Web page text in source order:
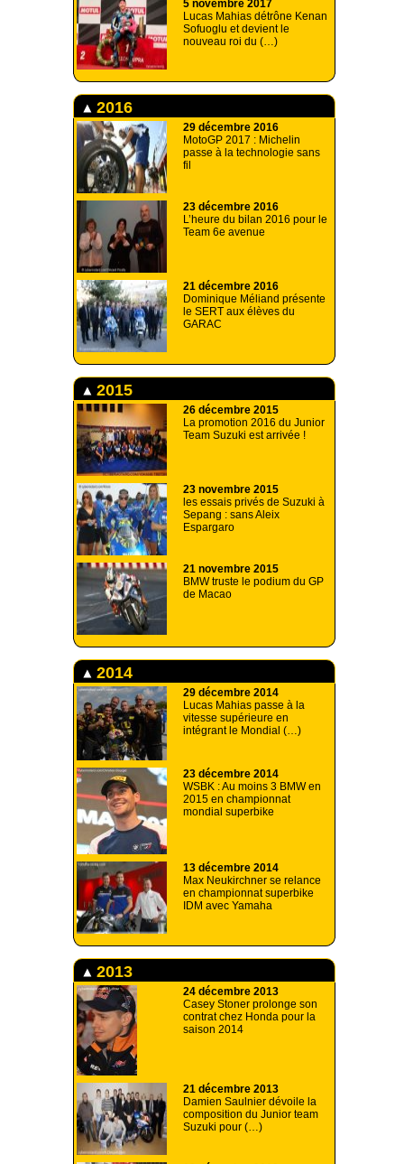
5 novembre 2017
Lucas Mahias détrône Kenan
Sofuoglu et devient le
nouveau roi du (…)
2016
29 décembre 2016
MotoGP 2017 : Michelin
passe à la technologie sans
fil
23 décembre 2016
L’heure du bilan 2016 pour le
Team 6e avenue
21 décembre 2016
Dominique Méliand présente
le SERT aux élèves du
GARAC
2015
26 décembre 2015
La promotion 2016 du Junior
Team Suzuki est arrivée !
23 novembre 2015
les essais privés de Suzuki à
Sepang : sans Aleix
Espargaro
21 novembre 2015
BMW truste le podium du GP
de Macao
2014
29 décembre 2014
Lucas Mahias passe à la
vitesse supérieure en
intégrant le Mondial (…)
23 décembre 2014
WSBK : Au moins 3 BMW en
2015 en championnat
mondial superbike
13 décembre 2014
Max Neukirchner se relance
en championnat superbike
IDM avec Yamaha
2013
24 décembre 2013
Casey Stoner prolonge son
contrat chez Honda pour la
saison 2014
21 décembre 2013
Damien Saulnier dévoile la
composition du Junior team
Suzuki pour (…)